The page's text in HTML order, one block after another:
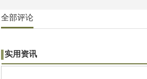
全部评论
实用资讯